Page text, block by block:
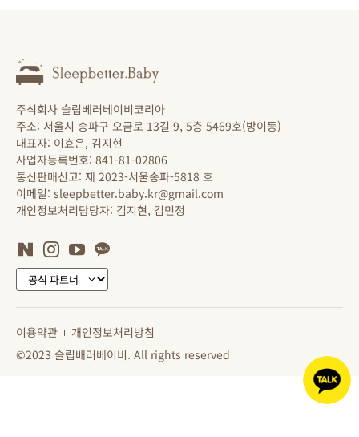
주식회사 슬립베러베이비코리아
주소: 서울시 송파구 오금로 13길 9, 5층 5469호(방이동)
대표자: 이효은, 김지현
사업자등록번호: 841-81-02806
통신판매신고: 제 2023-서울송파-5818 호
이메일: sleepbetter.baby.kr@gmail.com
개인정보처리담당자: 김지현, 김민정
©2023 슬립배러베이비. All rights reserved
이용약관 개인정보처리방침